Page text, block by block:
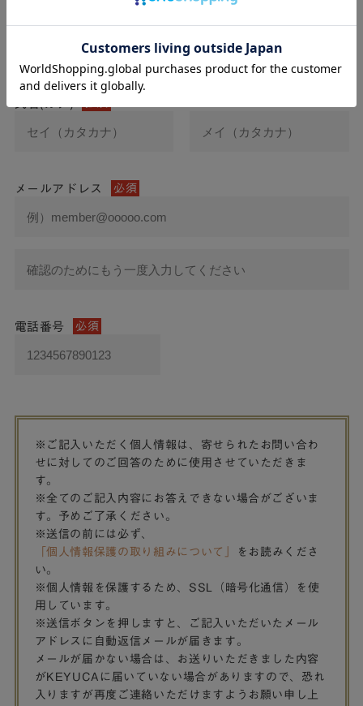
メールアドレス 必須
電話番号 必須
※ご記入いただく個人情報は、寄せられたお問い合わ
せに対してのご回答のために使用させていただきま
す。
※全てのご記入内容にお答えできない場合がございま
す。予めご了承ください。
※送信の前には必ず、
「個人情報保護の取り組みについて」
をお読みくださ
い。
※個人情報を保護するため、SSL（暗号化通信）を使
用しています。
※送信ボタンを押しますと、ご記入いただいたメール
アドレスに自動返信メールが届きます。
メールが届かない場合は、お送りいただきました内容
がKEYUCAに届いていない場合がありますので、恐れ
入りますが再度ご連絡いただけますようお願い申し上